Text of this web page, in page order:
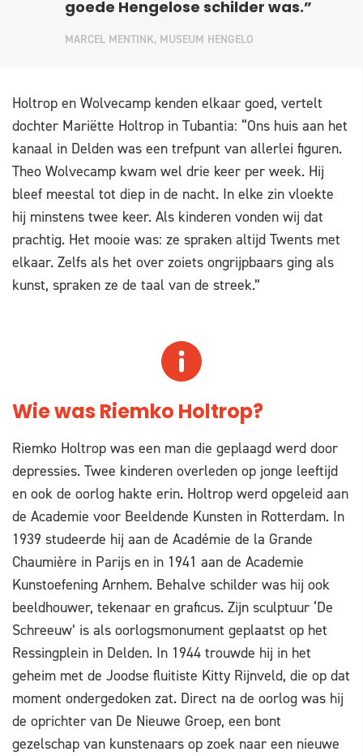
goede Hengelose schilder was.”
MARCEL MENTINK, MUSEUM HENGELO
Holtrop en Wolvecamp kenden elkaar goed, vertelt
dochter Mariëtte Holtrop in Tubantia: “Ons huis aan het
kanaal in Delden was een trefpunt van allerlei figuren.
Theo Wolvecamp kwam wel drie keer per week. Hij
bleef meestal tot diep in de nacht. In elke zin vloekte
hij minstens twee keer. Als kinderen vonden wij dat
prachtig. Het mooie was: ze spraken altijd Twents met
elkaar. Zelfs als het over zoiets ongrijpbaars ging als
kunst, spraken ze de taal van de streek.”
Wie was Riemko Holtrop?
Riemko Holtrop was een man die geplaagd werd door
depressies. Twee kinderen overleden op jonge leeftijd
en ook de oorlog hakte erin. Holtrop werd opgeleid aan
de Academie voor Beeldende Kunsten in Rotterdam. In
1939 studeerde hij aan de Académie de la Grande
Chaumière in Parijs en in 1941 aan de Academie
Kunstoefening Arnhem. Behalve schilder was hij ook
beeldhouwer, tekenaar en graficus. Zijn sculptuur ‘De
Schreeuw’ is als oorlogsmonument geplaatst op het
Ressingplein in Delden. In 1944 trouwde hij in het
geheim met de Joodse fluitiste Kitty Rijnveld, die op dat
moment ondergedoken zat. Direct na de oorlog was hij
de oprichter van De Nieuwe Groep, een bont
gezelschap van kunstenaars op zoek naar een nieuwe